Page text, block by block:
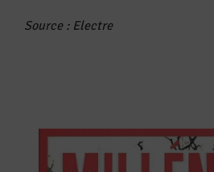
Source : Electre